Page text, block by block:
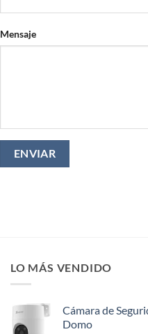
Mensaje
LO MÁS VENDIDO
Cámara de
Domo